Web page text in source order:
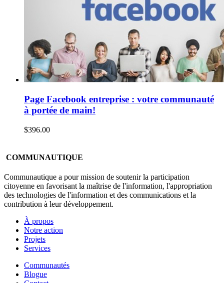
Page Facebook entreprise : votre communauté
à portée de main!
$396.00
COMMUNAUTIQUE
Communautique a pour mission de soutenir la participation
citoyenne en favorisant la maîtrise de l'information, l'appropriation
des technologies de l'information et des communications et la
contribution à leur développement.
À propos
Notre action
Projets
Services
Communautés
Blogue